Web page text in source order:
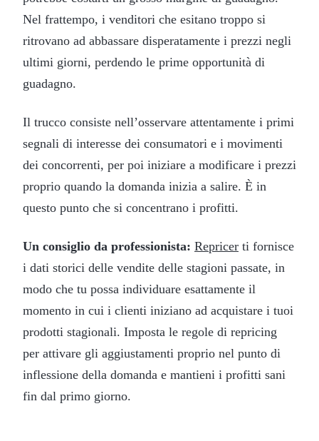
Nel frattempo, i venditori che esitano troppo si
ritrovano ad abbassare disperatamente i prezzi negli
ultimi giorni, perdendo le prime opportunità di
guadagno.
Il trucco consiste nell’osservare attentamente i primi
segnali di interesse dei consumatori e i movimenti
dei concorrenti, per poi iniziare a modificare i prezzi
proprio quando la domanda inizia a salire. È in
questo punto che si concentrano i profitti.
Un consiglio da professionista: Repricer ti fornisce
i dati storici delle vendite delle stagioni passate, in
modo che tu possa individuare esattamente il
momento in cui i clienti iniziano ad acquistare i tuoi
prodotti stagionali. Imposta le regole di repricing
per attivare gli aggiustamenti proprio nel punto di
inflessione della domanda e mantieni i profitti sani
fin dal primo giorno.